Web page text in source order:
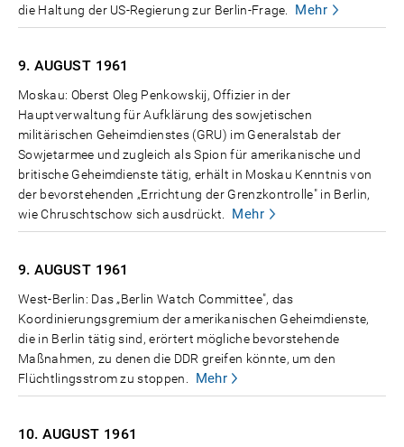
die Haltung der US-Regierung zur Berlin-Frage.
Mehr
9. AUGUST 1961
Moskau: Oberst Oleg Penkowskij, Offizier in der
Hauptverwaltung für Aufklärung des sowjetischen
militärischen Geheimdienstes (GRU) im Generalstab der
Sowjetarmee und zugleich als Spion für amerikanische und
britische Geheimdienste tätig, erhält in Moskau Kenntnis von
der bevorstehenden „Errichtung der Grenzkontrolle" in Berlin,
wie Chruschtschow sich ausdrückt.
Mehr
9. AUGUST 1961
West-Berlin: Das „Berlin Watch Committee", das
Koordinierungsgremium der amerikanischen Geheimdienste,
die in Berlin tätig sind, erörtert mögliche bevorstehende
Maßnahmen, zu denen die DDR greifen könnte, um den
Flüchtlingsstrom zu stoppen.
Mehr
10. AUGUST 1961